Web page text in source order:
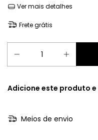
Ver mais detalhes
Frete grátis
Adicione este produto e
Meios de envio